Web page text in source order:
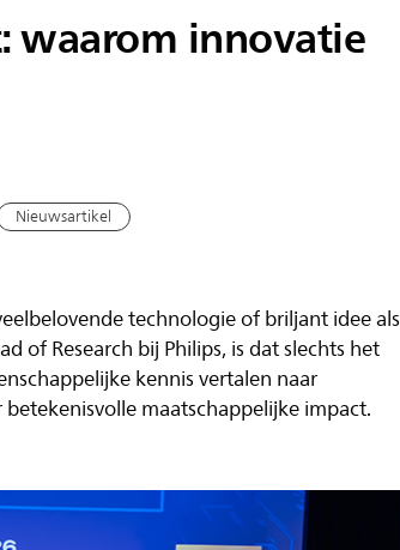
waarom innovatie
Nieuwsartikel
technologie of briljant idee als
of Research bij Philips, is dat slechts het
kennis vertalen naar
maatschappelijke impact.